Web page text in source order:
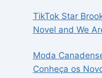
TikTok Star
Novel and We
Moda
Conheça os